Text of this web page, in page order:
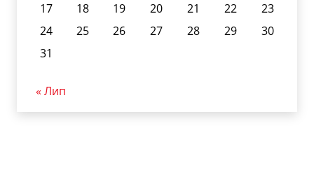
17
18 19 20 21 22
23
24
25 26 27 28 29
30
31
« Лип